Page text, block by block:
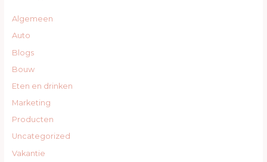
Algemeen
Auto
Blogs
Bouw
Eten en drinken
Marketing
Producten
Uncategorized
Vakantie